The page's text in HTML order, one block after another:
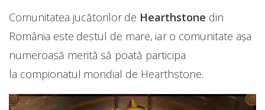
Comunitatea jucătorilor de Hearthstone din
România este destul de mare, iar o comunitate așa
numeroasă merită să poată participa
la compionatul mondial de Hearthstone.